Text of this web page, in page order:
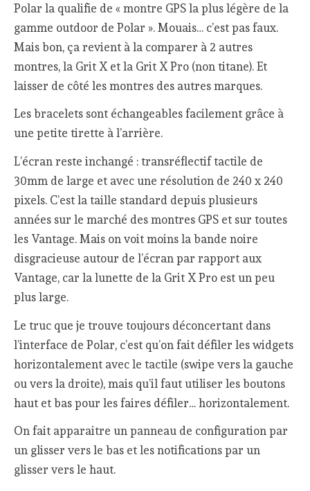
Polar la qualifie de « montre GPS la plus légère de la
gamme outdoor de Polar ». Mouais… c’est pas faux.
Mais bon, ça revient à la comparer à 2 autres
montres, la Grit X et la Grit X Pro (non titane). Et
laisser de côté les montres des autres marques.
Les bracelets sont échangeables facilement grâce à
une petite tirette à l’arrière.
L’écran reste inchangé : transréflectif tactile de
30mm de large et avec une résolution de 240 x 240
pixels. C’est la taille standard depuis plusieurs
années sur le marché des montres GPS et sur toutes
les Vantage. Mais on voit moins la bande noire
disgracieuse autour de l’écran par rapport aux
Vantage, car la lunette de la Grit X Pro est un peu
plus large.
Le truc que je trouve toujours déconcertant dans
l’interface de Polar, c’est qu’on fait défiler les widgets
horizontalement avec le tactile (swipe vers la gauche
ou vers la droite), mais qu’il faut utiliser les boutons
haut et bas pour les faires défiler… horizontalement.
On fait apparaitre un panneau de configuration par
un glisser vers le bas et les notifications par un
glisser vers le haut.